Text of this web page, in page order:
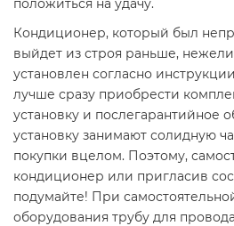
положиться на удачу.
Кондиционер, который был
выйдет из строя раньше,
установлен согласно
лучше сразу приобрести
установку и послегарантийное
установку занимают солидную
покупки вцелом. Поэтому,
кондиционер или пригласив
подумайте! При
оборудования трубу для